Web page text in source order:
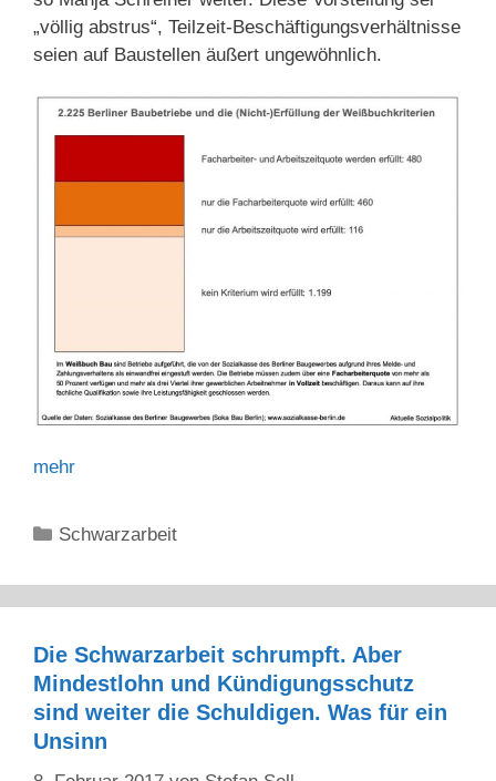
„völlig abstrus“, Teilzeit-Beschäftigungsverhältnisse
seien auf Baustellen äußert ungewöhnlich.
mehr
Kategorien
Schwarzarbeit
Die Schwarzarbeit schrumpft. Aber
Mindestlohn und Kündigungsschutz
sind weiter die Schuldigen. Was für ein
Unsinn